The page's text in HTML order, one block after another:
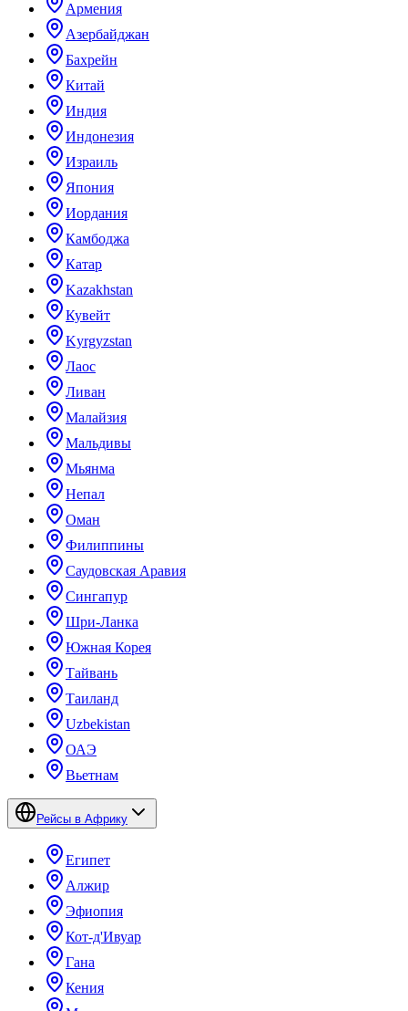
Армения
Азербайджан
Бахрейн
Китай
Индия
Индонезия
Израиль
Япония
Иордания
Камбоджа
Катар
Kazakhstan
Кувейт
Kyrgyzstan
Лаос
Ливан
Малайзия
Мальдивы
Мьянма
Непал
Оман
Филиппины
Саудовская Аравия
Сингапур
Шри-Ланка
Южная Корея
Тайвань
Таиланд
Uzbekistan
ОАЭ
Вьетнам
Рейсы в Африку
Египет
Алжир
Эфиопия
Кот-д'Ивуар
Гана
Кения